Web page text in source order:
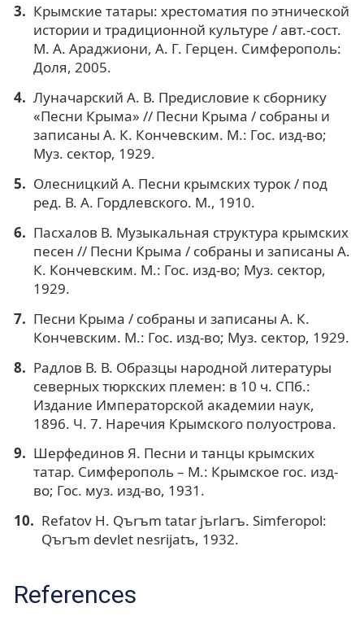
Крымские татары: хрестоматия по этнической
истории и традиционной культуре / авт.-сост.
М. А. Араджиони, А. Г. Герцен. Симферополь:
Доля, 2005.
Луначарский А. В. Предисловие к сборнику
«Песни Крыма» // Песни Крыма / собраны и
записаны А. К. Кончевским. М.: Гос. изд-во;
Муз. сектор, 1929.
Олесницкий А. Песни крымских турок / под
ред. В. А. Гордлевского. М., 1910.
Пасхалов В. Музыкальная структура крымских
песен // Песни Крыма / собраны и записаны А.
К. Кончевским. М.: Гос. изд-во; Муз. сектор,
1929.
Песни Крыма / собраны и записаны А. К.
Кончевским. М.: Гос. изд-во; Муз. сектор, 1929.
Радлов В. В. Образцы народной литературы
северных тюркских племен: в 10 ч. СПб.:
Издание Императорской академии наук,
1896. Ч. 7. Наречия Крымского полуострова.
Шерфединов Я. Песни и танцы крымских
татар. Симферополь – М.: Крымское гос. изд-
во; Гос. муз. изд-во, 1931.
Refatov H. Qъrъm tatar jъrlarъ. Simferopol:
Qъrъm devlet nesrijatъ, 1932.
References